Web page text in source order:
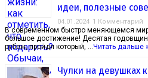
идеи, полезные
04.01.2024 1 Комментарий
В современном быстро меняющемся
большое достижение! Десятая
рубеж, пройдя который, …Читать дальше »
Чулки на девушках